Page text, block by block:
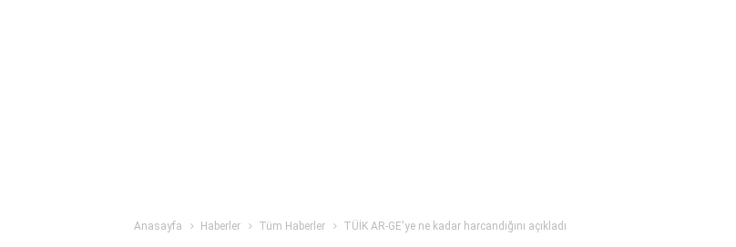
Anasayfa Haberler Tüm Haberler TÜİK AR-GE'ye ne kadar harcandığını açıkladı